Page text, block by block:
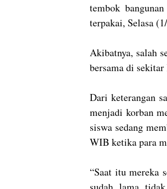
tembok
terpakai, Selasa
Akibatnya, salah
bersama di
Dari keterangan
menjadi korban
siswa sedang
WIB ketika para
“Saat itu mereka